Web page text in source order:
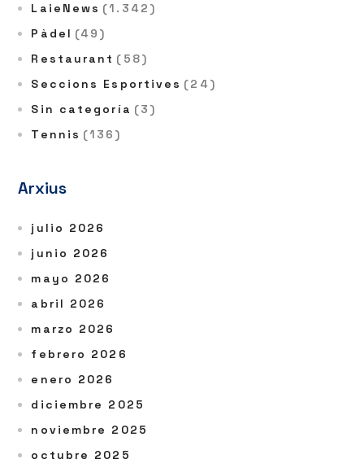
LaieNews (1.342)
Pàdel (49)
Restaurant (58)
Seccions Esportives (24)
Sin categoría (3)
Tennis (136)
Arxius
julio 2026
junio 2026
mayo 2026
abril 2026
marzo 2026
febrero 2026
enero 2026
diciembre 2025
noviembre 2025
octubre 2025